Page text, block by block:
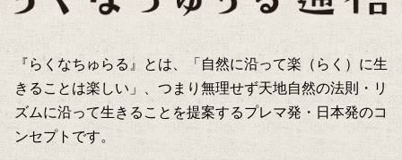
『らくなちゅらる』とは、「自然に沿って楽（らく）に生
きることは楽しい」、つまり無理せず天地自然の法則・リ
ズムに沿って生きることを提案するプレマ発・日本発のコ
ンセプトです。